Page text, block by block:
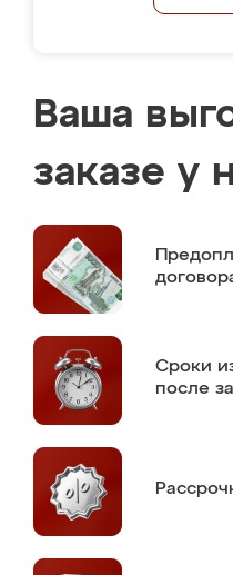
Ваша
заказе у
Сроки
после